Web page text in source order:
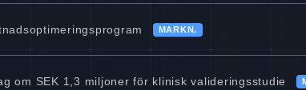
MARKN.
om SEK 1,3 miljoner för klinisk valideringsstudie